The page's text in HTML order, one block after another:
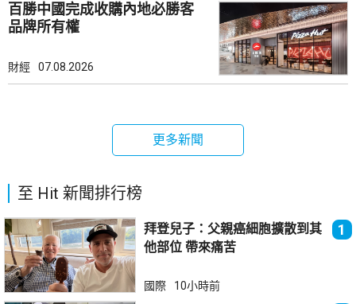
百勝中國完成收購內地必勝客
品牌所有權
財經 07.08.2026
更多新聞
至 Hit 新聞排行榜
拜登兒子：父親癌細胞擴散到其
他部位 帶來痛苦
1
國際 10小時前